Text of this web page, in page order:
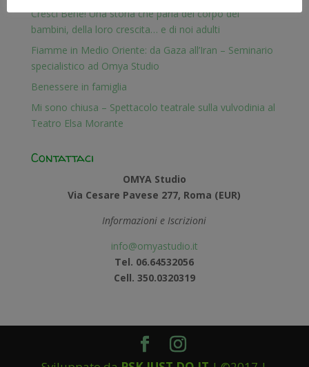
Cresci Bene! Una storia che parla del corpo dei
bambini, della loro crescita… e di noi adulti
Fiamme in Medio Oriente: da Gaza all’Iran – Seminario
specialistico ad Omya Studio
Benessere in famiglia
Mi sono chiusa – Spettacolo teatrale sulla vulvodinia al
Teatro Elsa Morante
Contattaci
OMYA Studio
Via Cesare Pavese 277, Roma (EUR)
Informazioni e Iscrizioni
info@omyastudio.it
Tel. 06.64532056
Cell. 350.0320319